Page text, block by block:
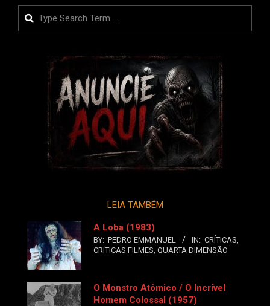
Search
LEIA TAMBÉM
A Loba (1983)
BY: PEDRO EMMANUEL IN: CRÍTICAS,
CRÍTICAS FILMES, QUARTA DIMENSÃO
O Monstro Atômico / O Incrível
Homem Colossal (1957)